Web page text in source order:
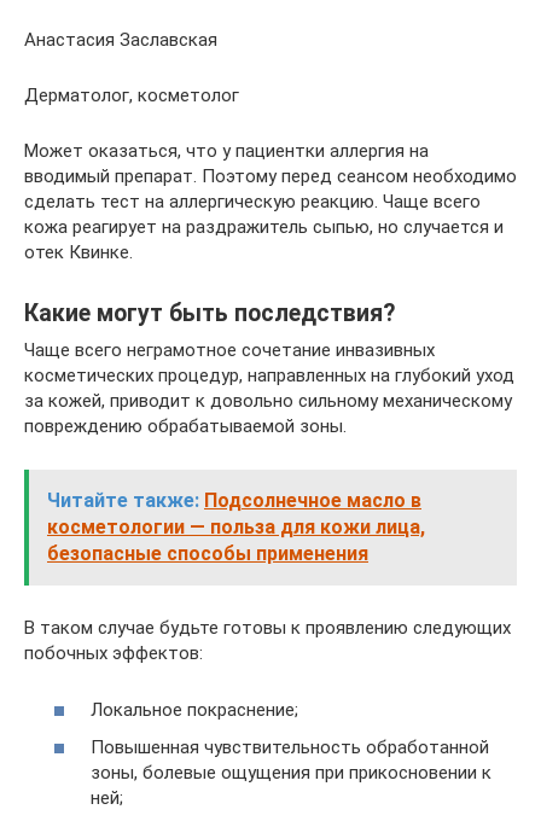
Анастасия Заславская
Дерматолог, косметолог
Может оказаться, что у пациентки аллергия на
вводимый препарат. Поэтому перед сеансом необходимо
сделать тест на аллергическую реакцию. Чаще всего
кожа реагирует на раздражитель сыпью, но случается и
отек Квинке.
Какие могут быть последствия?
Чаще всего неграмотное сочетание инвазивных
косметических процедур, направленных на глубокий уход
за кожей, приводит к довольно сильному механическому
повреждению обрабатываемой зоны.
Читайте также: Подсолнечное масло в
косметологии — польза для кожи лица,
безопасные способы применения
В таком случае будьте готовы к проявлению следующих
побочных эффектов:
Локальное покраснение;
Повышенная чувствительность обработанной
зоны, болевые ощущения при прикосновении к
ней;